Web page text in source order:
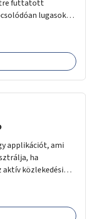
futtatott
lugasok
applikációt, ami
ha
aktív közlekedési